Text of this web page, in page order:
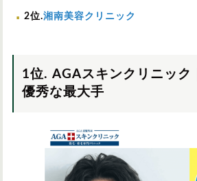
2位.湘南美容クリニック
1位. AGAスキンクリニック
優秀な最大手